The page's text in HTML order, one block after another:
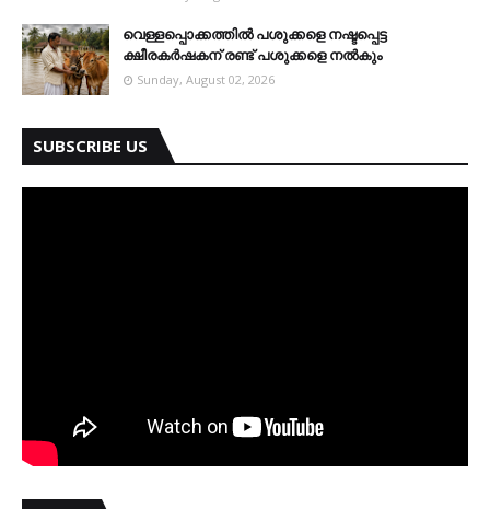
വെള്ളപ്പൊക്കത്തില്‍ പശുക്കളെ നഷ്ടപ്പെട്ട
ക്ഷീരകര്‍ഷകന് രണ്ട് പശുക്കളെ നല്‍കും
Sunday, August 02, 2026
SUBSCRIBE US